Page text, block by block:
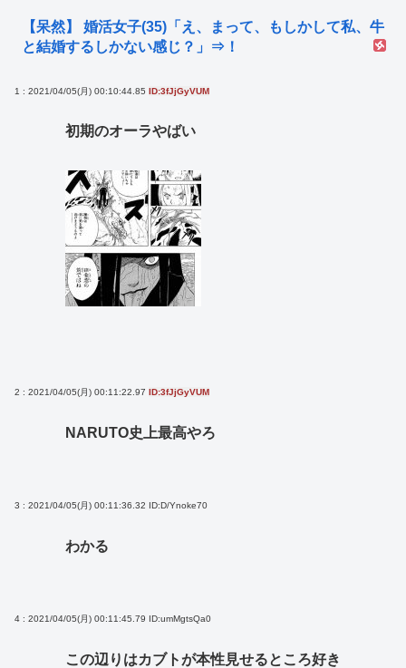
【呆然】 婚活女子(35)「え、まって、もしかして私、牛
と結婚するしかない感じ？」⇒！
1 : 2021/04/05(月) 00:10:44.85 ID:3fJjGyVUM
初期のオーラやばい
2 : 2021/04/05(月) 00:11:22.97 ID:3fJjGyVUM
NARUTO史上最高やろ
3 : 2021/04/05(月) 00:11:36.32 ID:D/Ynoke70
わかる
4 : 2021/04/05(月) 00:11:45.79 ID:umMgtsQa0
この辺りはカブトが本性見せるところ好き